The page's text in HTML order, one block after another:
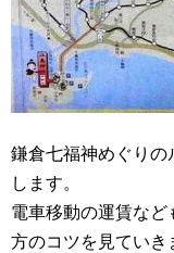
鎌倉七福神めぐりの
します。
電車移動の運賃など
方のコツを見ていき